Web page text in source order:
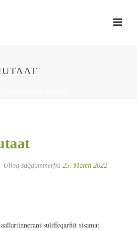
Ulloq saqqummerfia 25. March 2022
suliffeqarfiit sisamat